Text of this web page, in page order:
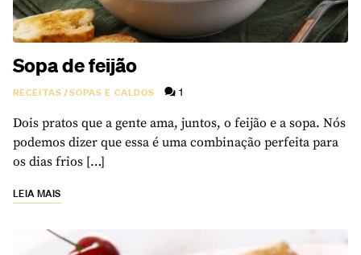
Sopa de feijão
RECEITAS/SOPAS E CALDOS 1
Dois pratos que a gente ama, juntos, o feijão e a sopa. Nós
podemos dizer que essa é uma combinação perfeita para
os dias frios […]
LEIA MAIS